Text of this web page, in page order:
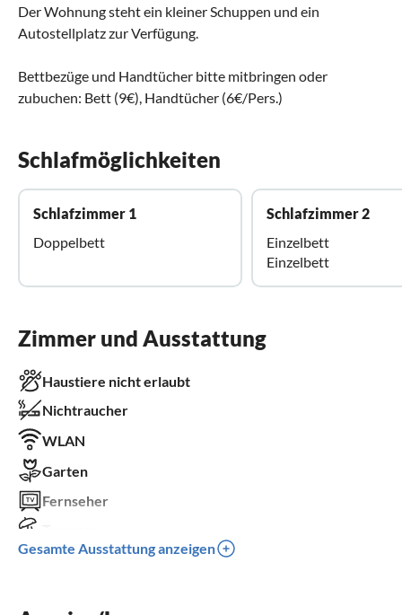
Der Wohnung steht ein kleiner Schuppen und ein
Autostellplatz zur Verfügung.
Bettbezüge und Handtücher bitte mitbringen oder
zubuchen: Bett (9€), Handtücher (6€/Pers.)
Schlafmöglichkeiten
Schlafzimmer 1
Doppelbett
Schlafzimmer 2
Einzelbett
Einzelbett
Zimmer und Ausstattung
Haustiere nicht erlaubt
Nichtraucher
WLAN
Garten
Fernseher
Balkon
Gesamte Ausstattung anzeigen